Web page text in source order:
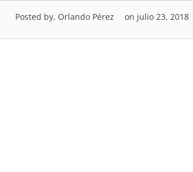
Posted by, Orlando Pérez on julio 23, 2018